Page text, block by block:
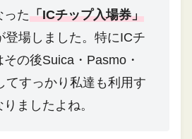
った「ICチップ入場券」
登場しました。特にICチ
の後Suica・Pasmo・
てすっかり私達も利用す
ましたよね。